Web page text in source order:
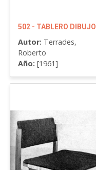
502 - TABLERO DIBUJO
Autor: Terrades,
Roberto
Año: [1961]